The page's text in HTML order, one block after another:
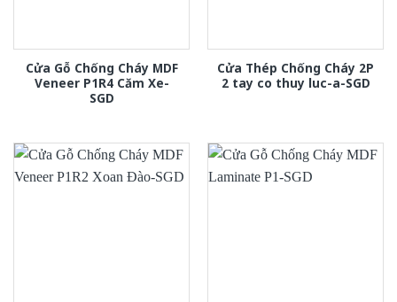
Cửa Gỗ Chống Cháy MDF
Veneer P1R4 Căm Xe-
SGD
Cửa Thép Chống Cháy 2P
2 tay co thuy luc-a-SGD